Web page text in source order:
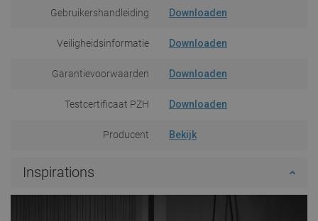
Gebruikershandleiding Downloaden
Veiligheidsinformatie Downloaden
Garantievoorwaarden Downloaden
Testcertificaat PZH Downloaden
Producent Bekijk
Inspirations